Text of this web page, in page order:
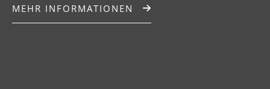
MEHR INFORMATIONEN